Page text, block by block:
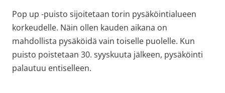
Pop up -puisto sijoitetaan torin pysäköintialueen
korkeudelle. Näin ollen kauden aikana on
mahdollista pysäköidä vain toiselle puolelle. Kun
puisto poistetaan 30. syyskuuta jälkeen, pysäköinti
palautuu entiselleen.